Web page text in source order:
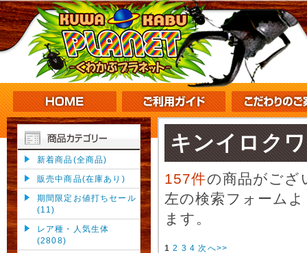
新着商品(全商品)
販売中商品(在庫あり)
期間限定お値打ちセール
(11)
レア種・人気生体
(2808)
キンイロク
157件の商品がござ
左の検索フォーム
ます。
1 2 3 4 次へ>>